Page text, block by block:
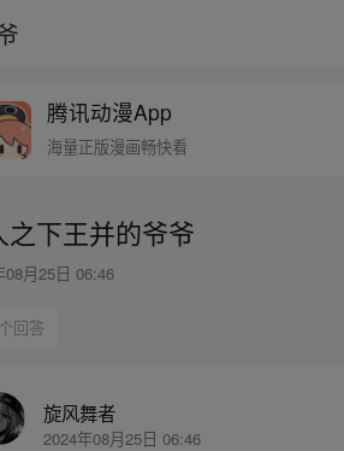
腾讯动漫App
海量正版漫画畅快看
之下王并的爷爷
08月25日 06:46
回答
旋风舞者
2024年08月25日 06:46